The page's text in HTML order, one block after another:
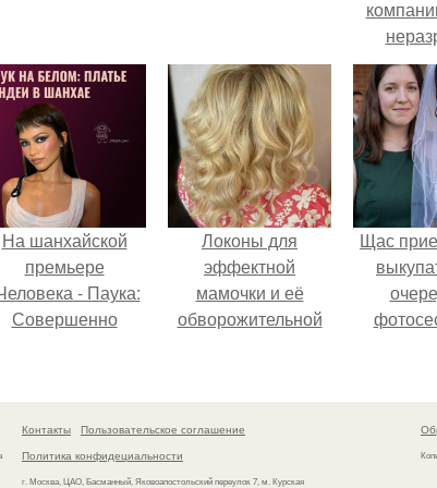
связана
своего
своей
соц
На шанхайской
премьере
- Паука:
Совершенно
очередной
а настоящий
высокой
моды.
Локоны для
эффектной
мамочки и её
обворожительной
Щас
Контакты
Пользовательское соглашение
Политика конфидециальности
г. Москва, ЦАО, Басманный, Яковоапостольский переулок 7, м. Курская